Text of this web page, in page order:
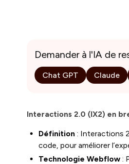
Demander à l'IA de
Chat GPT Claude
Interactions 2.0 (IX2) en
Définition : Interactions
code, pour améliorer
Technologie Webflow :